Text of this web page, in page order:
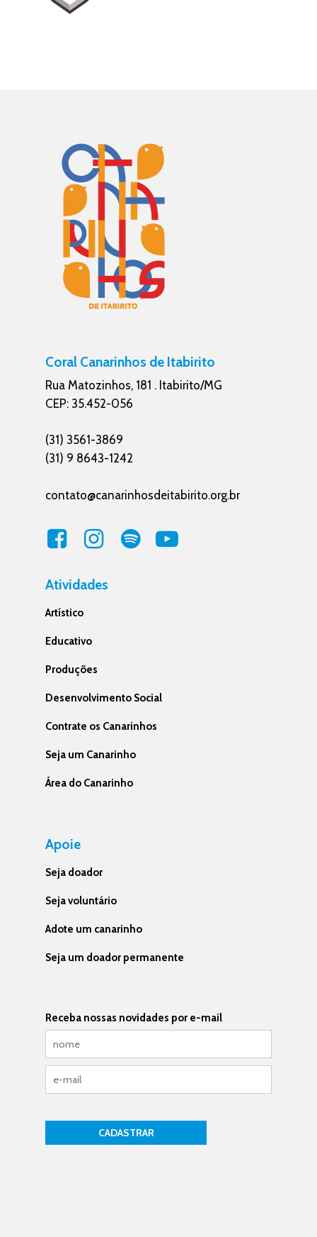
Coral Canarinhos de Itabirito
Rua Matozinhos, 181 . Itabirito/MG
CEP: 35.452-056
(31) 3561-3869
(31) 9 8643-1242
contato@canarinhosdeitabirito.org.br
Atividades
Artístico
Educativo
Produções
Desenvolvimento Social
Contrate os Canarinhos
Seja um Canarinho
Área do Canarinho
Apoie
Seja doador
Seja voluntário
Adote um canarinho
Seja um doador permanente
Receba nossas novidades por e-mail